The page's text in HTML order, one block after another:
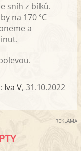
sníh z bílků.
na 170 °C
a
Iva V, 31.10.2022
REKLAMA